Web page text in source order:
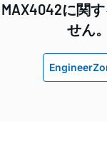
MAX4042に関
せん